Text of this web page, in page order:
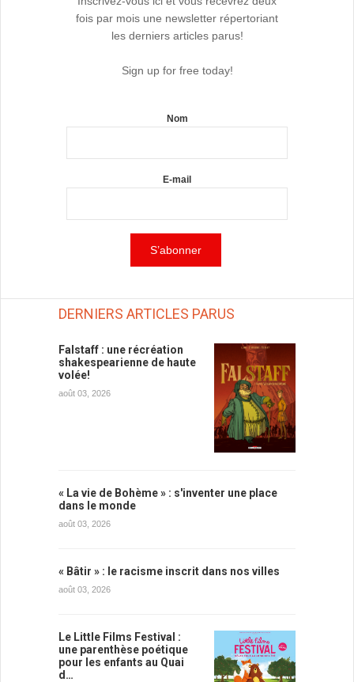
fois par mois une newsletter répertoriant
les derniers articles parus!
Sign up for free today!
Nom
E-mail
DERNIERS ARTICLES PARUS
Falstaff : une récréation
shakespearienne de haute
volée!
août 03, 2026
« La vie de Bohème » : s'inventer une place
dans le monde
août 03, 2026
« Bâtir » : le racisme inscrit dans nos villes
août 03, 2026
Le Little Films Festival :
une parenthèse poétique
pour les enfants au Quai
d…